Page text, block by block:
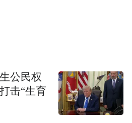
最亮眼的是毛利率。
车毛利率达到18.8%，同
公民权
击“生育